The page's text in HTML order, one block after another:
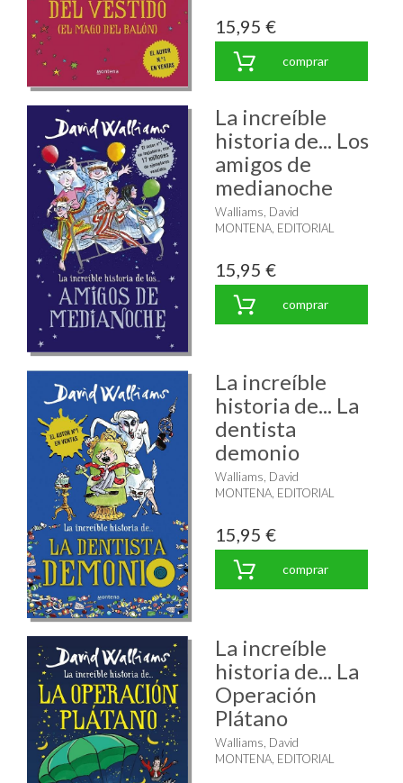
15,95 €
comprar
La increíble
historia de... Los
amigos de
medianoche
Walliams, David
MONTENA, EDITORIAL
15,95 €
comprar
La increíble
historia de... La
dentista
demonio
Walliams, David
MONTENA, EDITORIAL
15,95 €
comprar
La increíble
historia de... La
Operación
Plátano
Walliams, David
MONTENA, EDITORIAL